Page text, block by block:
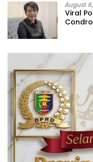
August
Viral